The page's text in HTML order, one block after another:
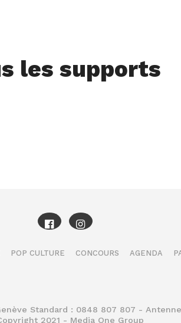
les supports
POP CULTURE CONCOURS AGENDA
Standard : 0848 807 807 -
2021 - Media One Group